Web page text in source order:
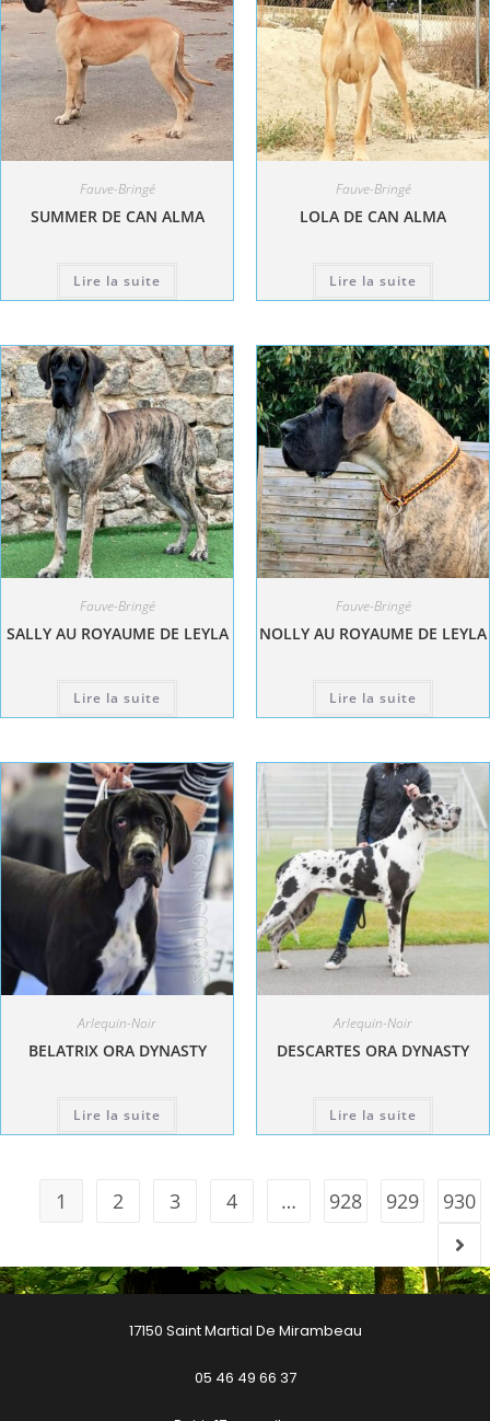
Fauve-Bringé
SUMMER DE CAN ALMA
Lire la suite
Fauve-Bringé
LOLA DE CAN ALMA
Lire la suite
Fauve-Bringé
SALLY AU ROYAUME DE LEYLA
Lire la suite
Fauve-Bringé
NOLLY AU ROYAUME DE LEYLA
Lire la suite
Arlequin-Noir
BELATRIX ORA DYNASTY
Lire la suite
Arlequin-Noir
DESCARTES ORA DYNASTY
Lire la suite
1 2 3 4 … 928 929 930
17150 Saint Martial De Mirambeau
05 46 49 66 37